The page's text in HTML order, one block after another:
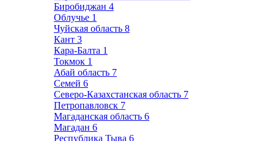
Биробиджан 4
Облучье 1
Чуйская область 8
Кант 3
Кара-Балта 1
Токмок 1
Абай область 7
Семей 6
Северо-Казахстанская область 7
Петропавловск 7
Магаданская область 6
Магадан 6
Республика Тыва 6